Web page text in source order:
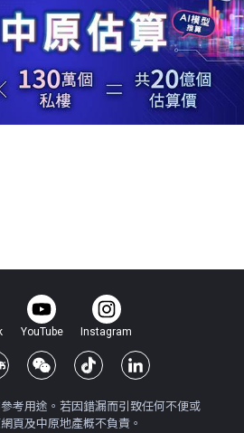
YouTube Instagram
考用途。若因錯漏而引致任何不便或
頁及中原地產概不負責。